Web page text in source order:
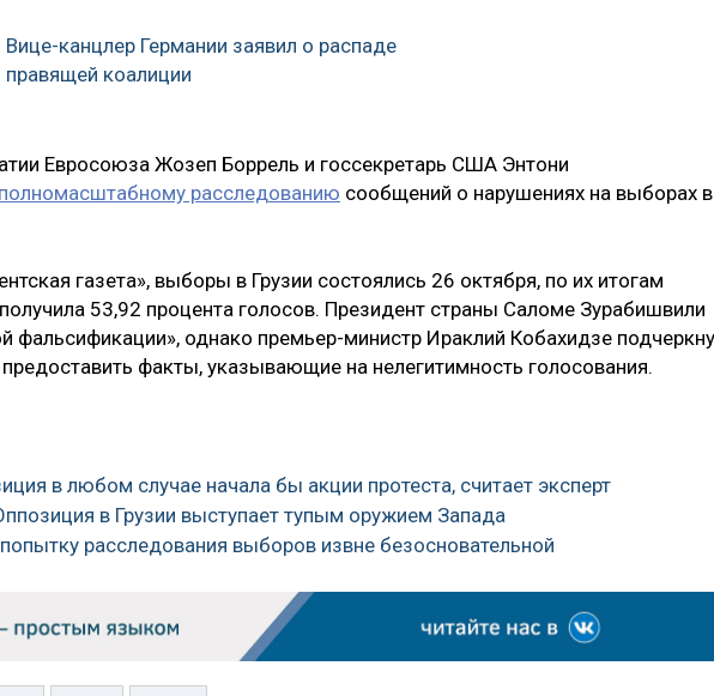
Вице-канцлер Германии заявил о распаде
правящей коалиции
Евросоюза Жозеп Боррель и госсекретарь США Энтони
расследованию сообщений о нарушениях на выборах в
газета», выборы в Грузии состоялись 26 октября, по их итогам
53,92 процента голосов. Президент страны Саломе Зурабишвили
фальсификации», однако премьер-министр Ираклий Кобахидзе
предоставить факты, указывающие на нелегитимность голосования.
в любом случае начала бы акции протеста, считает эксперт
в Грузии выступает тупым оружием Запада
попытку расследования выборов извне безосновательной